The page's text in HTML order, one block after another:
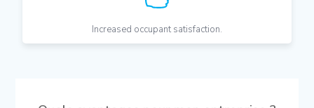
Increased occupant satisfaction.